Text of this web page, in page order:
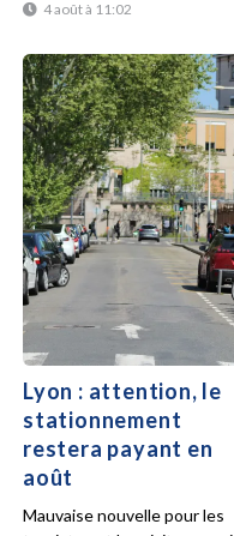
4 août à 11:02
Lyon : attention, le
stationnement
restera payant en
août
Mauvaise nouvelle pour les